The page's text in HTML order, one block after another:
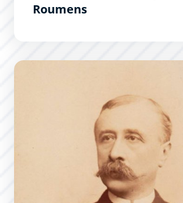
Roumens
Paul Lacombe